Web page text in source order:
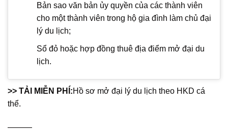
Bản sao văn bản ủy quyền của các thành viên
cho một thành viên trong hộ gia đình làm chủ đại
lý du lịch;
Sổ đỏ hoặc hợp đồng thuê địa điểm mở đại du
lịch.
>> TẢI MIỄN PHÍ:Hồ sơ mở đại lý du lịch theo HKD cá
thể.
———